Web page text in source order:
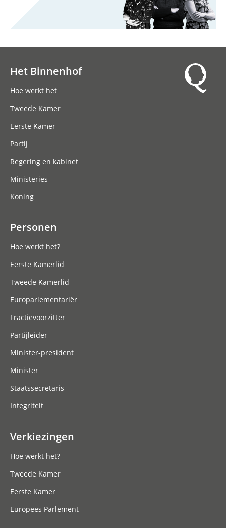
Het Binnenhof
Hoe werkt het
Tweede Kamer
Eerste Kamer
Partij
Regering en kabinet
Ministeries
Koning
Personen
Hoe werkt het?
Eerste Kamerlid
Tweede Kamerlid
Europarlementariër
Fractievoorzitter
Partijleider
Minister-president
Minister
Staatssecretaris
Integriteit
Verkiezingen
Hoe werkt het?
Tweede Kamer
Eerste Kamer
Europees Parlement